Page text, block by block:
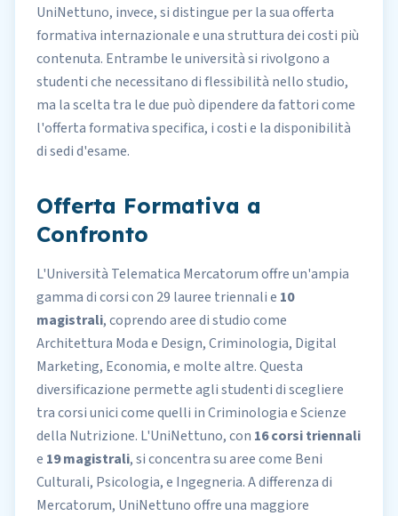
UniNettuno, invece, si distingue per la sua offerta
formativa internazionale e una struttura dei costi più
contenuta. Entrambe le università si rivolgono a
studenti che necessitano di flessibilità nello studio,
ma la scelta tra le due può dipendere da fattori come
l'offerta formativa specifica, i costi e la disponibilità
di sedi d'esame.
Offerta Formativa a
Confronto
L'Università Telematica Mercatorum offre un'ampia
gamma di corsi con 29 lauree triennali e 10
magistrali, coprendo aree di studio come
Architettura Moda e Design, Criminologia, Digital
Marketing, Economia, e molte altre. Questa
diversificazione permette agli studenti di scegliere
tra corsi unici come quelli in Criminologia e Scienze
della Nutrizione. L'UniNettuno, con 16 corsi triennali
e 19 magistrali, si concentra su aree come Beni
Culturali, Psicologia, e Ingegneria. A differenza di
Mercatorum, UniNettuno offre una maggiore